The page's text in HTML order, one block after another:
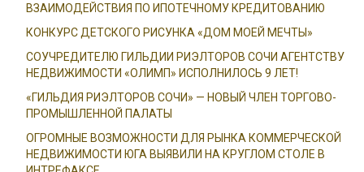
ВЗАИМОДЕЙСТВИЯ ПО ИПОТЕЧНОМУ КРЕДИТОВАНИЮ
КОНКУРС ДЕТСКОГО РИСУНКА «ДОМ МОЕЙ МЕЧТЫ»
СОУЧРЕДИТЕЛЮ ГИЛЬДИИ РИЭЛТОРОВ СОЧИ АГЕНТСТВУ
НЕДВИЖИМОСТИ «ОЛИМП» ИСПОЛНИЛОСЬ 9 ЛЕТ!
«ГИЛЬДИЯ РИЭЛТОРОВ СОЧИ» — НОВЫЙ ЧЛЕН ТОРГОВО-
ПРОМЫШЛЕННОЙ ПАЛАТЫ
ОГРОМНЫЕ ВОЗМОЖНОСТИ ДЛЯ РЫНКА КОММЕРЧЕСКОЙ
НЕДВИЖИМОСТИ ЮГА ВЫЯВИЛИ НА КРУГЛОМ СТОЛЕ В